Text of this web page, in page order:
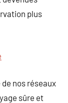
plus
nos réseaux
sûre et